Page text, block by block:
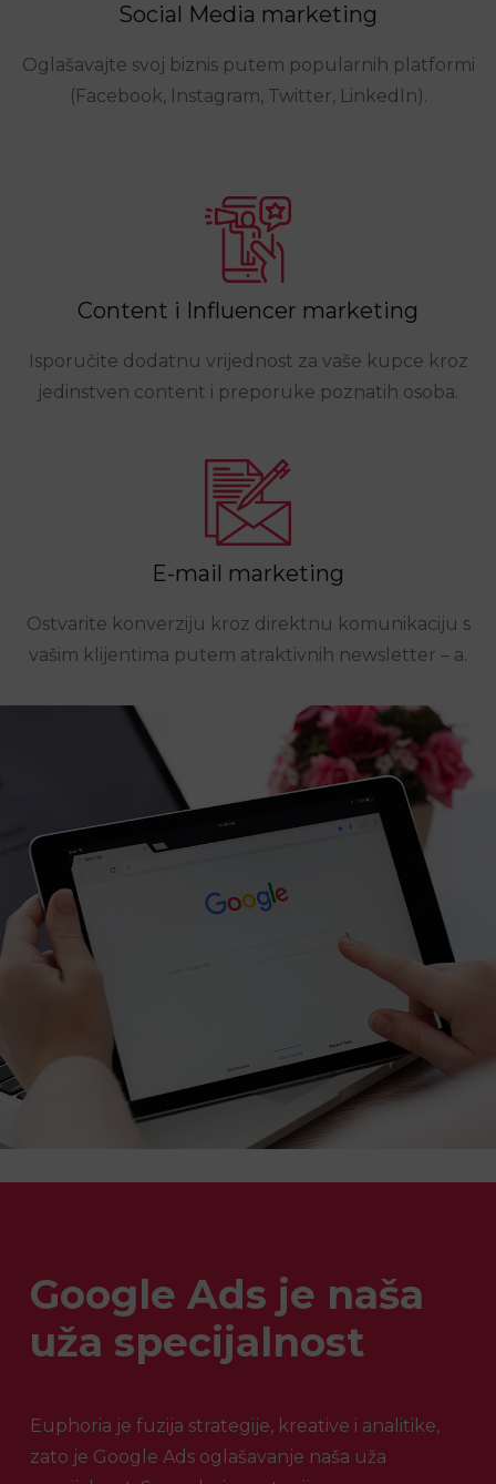
Social Media marketing
Oglašavajte svoj biznis putem popularnih platformi
(Facebook, Instagram, Twitter, LinkedIn).
Content i Influencer marketing
Isporučite dodatnu vrijednost za vaše kupce kroz
jedinstven content i preporuke poznatih osoba.
E-mail marketing
Ostvarite konverziju kroz direktnu komunikaciju s
vašim klijentima putem atraktivnih newsletter – a.
Google Ads je naša
uža specijalnost
Euphoria je fuzija strategije, kreative i analitike,
zato je Google Ads oglašavanje naša uža